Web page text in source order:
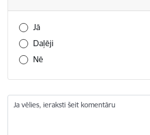
Vai šī informācija bija noderīga?
Jā
Daļēji
Nē
Ja vēlies, ieraksti šeit komentāru